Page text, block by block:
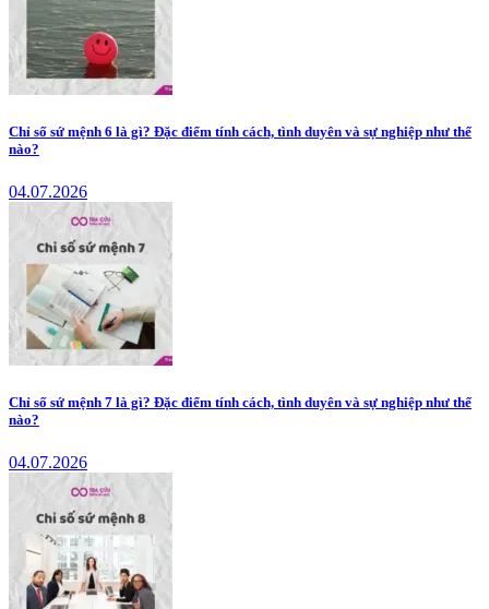
Chỉ số sứ mệnh 6 là gì? Đặc điểm tính cách, tình duyên và sự nghiệp như thế
nào?
04.07.2026
Chỉ số sứ mệnh 7 là gì? Đặc điểm tính cách, tình duyên và sự nghiệp như thế
nào?
04.07.2026